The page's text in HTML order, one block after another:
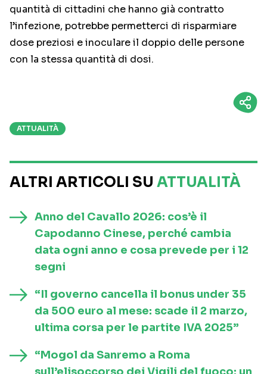
quantità di cittadini che hanno già contratto
l’infezione, potrebbe permetterci di risparmiare
dose preziosi e inoculare il doppio delle persone
con la stessa quantità di dosi.
ATTUALITÀ
ALTRI ARTICOLI SU ATTUALITÀ
Anno del Cavallo 2026: cos’è il
Capodanno Cinese, perché cambia
data ogni anno e cosa prevede per i 12
segni
“Il governo cancella il bonus under 35
da 500 euro al mese: scade il 2 marzo,
ultima corsa per le partite IVA 2025”
“Mogol da Sanremo a Roma